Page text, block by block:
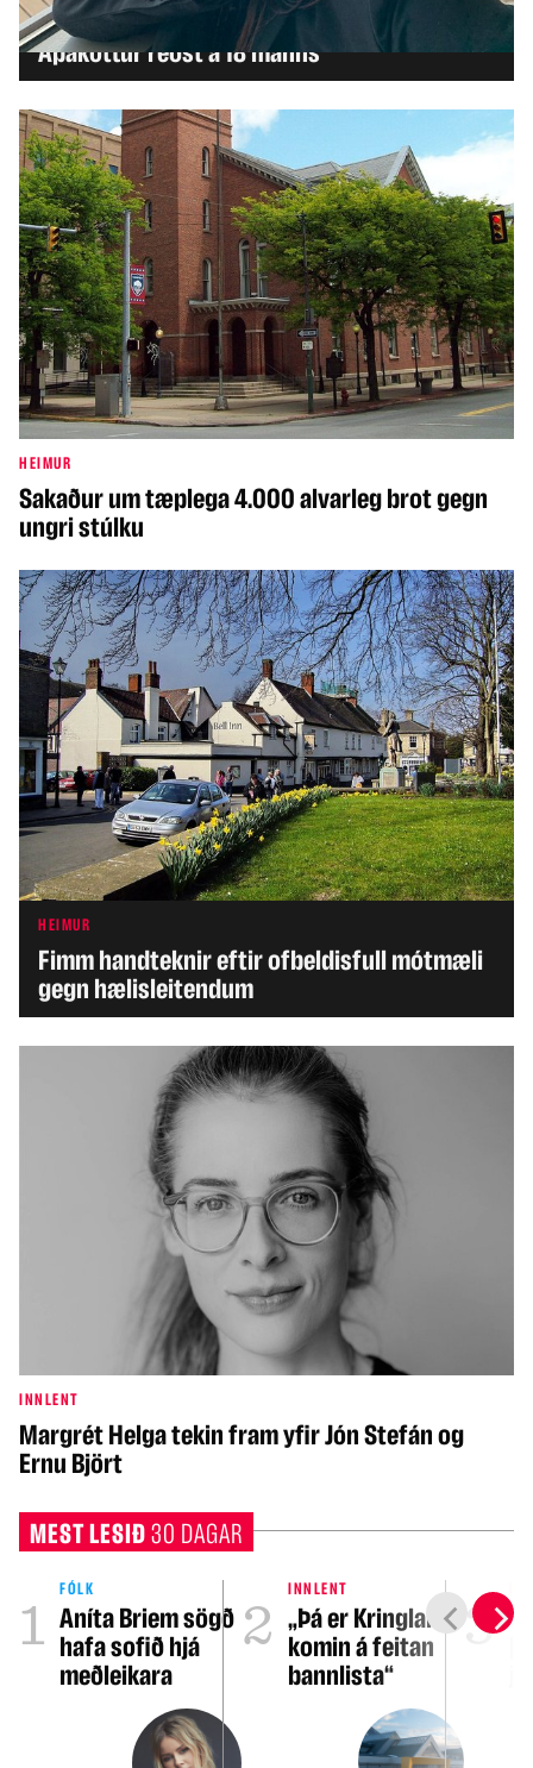
HEIMUR
Apaköttur réðst á 18 manns
HEIMUR
Sakaður um tæplega 4.000 alvarleg brot gegn
ungri stúlku
HEIMUR
Fimm handteknir eftir ofbeldisfull mótmæli
gegn hælisleitendum
INNLENT
Margrét Helga tekin fram yfir Jón Stefán og
Ernu Björt
MEST LESIÐ 30 DAGAR
1 FÓLK
Aníta Briem sögð
hafa sofið hjá
meðleikara
2 INNLENT
„Þá er Kringlan
komin á feitan
bannlista“
3